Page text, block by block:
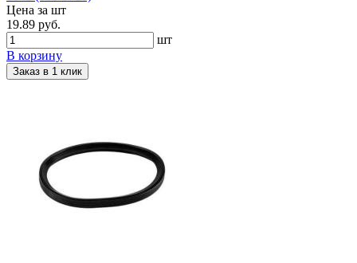
Цена за шт
19.89 руб.
шт
В корзину
Заказ в 1 клик